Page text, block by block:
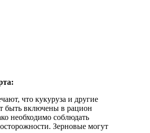
что кукуруза и другие
быть включены в рацион
необходимо соблюдать
Зерновые могут